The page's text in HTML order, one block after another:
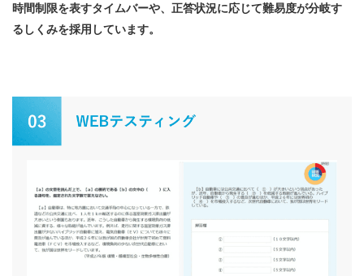
時間制限を表すタイムバーや、正答状況に応じて難易度が分岐す
るしくみを採用しています。